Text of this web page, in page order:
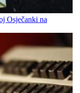
Osječanki na